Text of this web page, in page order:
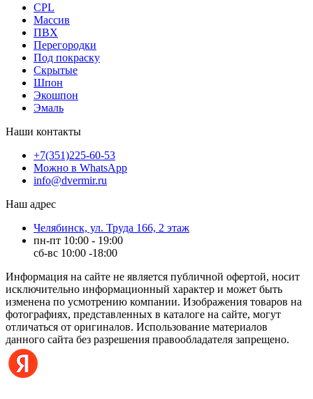
CPL
Массив
ПВХ
Перегородки
Под покраску
Скрытые
Шпон
Экошпон
Эмаль
Наши контакты
+7(351)225-60-53
Можно в WhatsApp
info@dvermir.ru
Наш адрес
Челябинск, ул. Труда 166, 2 этаж
пн-пт 10:00 - 19:00
сб-вс 10:00 -18:00
Информация на сайте не является публичной офертой, носит
исключительно информационный характер и может быть
изменена по усмотрению компании. Изображения товаров на
фотографиях, представленных в каталоге на сайте, могут
отличаться от оригиналов. Использование материалов
данного сайта без разрешения правообладателя запрещено.